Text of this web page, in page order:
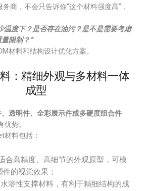
商，不会只告诉你“这个材料强度高”，
温度下？是否存在油污？是不是需要考虑
限制？”
材料和结构设计优化方案。
：精细外观与多材料一体
成型
透明件、全彩展示件或多硬度组合件
势。
材料包括：
合高精度、高细节的外观原型，可模
的视觉效果；
水溶性支撑材料，有利于精细结构的成